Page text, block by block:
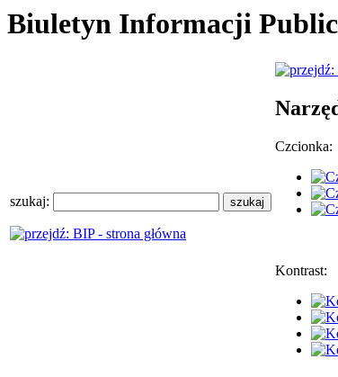
Biuletyn Informacji
szukaj:
Czcionka:
Kontrast: